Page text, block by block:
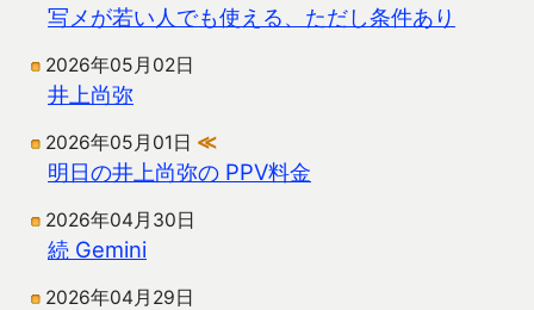
写メが若い人でも使える、ただし条件あり
2026年05月02日
井上尚弥
2026年05月01日 ≪
明日の井上尚弥の PPV料金
2026年04月30日
続 Gemini
2026年04月29日